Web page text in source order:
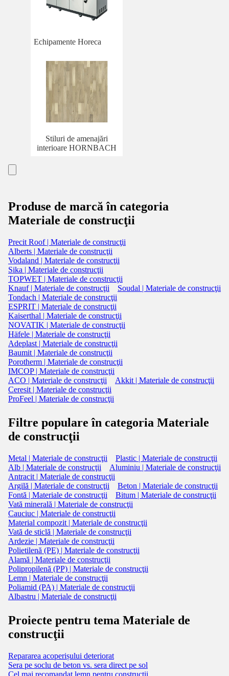
Echipamente Horeca
Stiluri de amenajări
interioare HORNBACH
Produse de marcă în categoria
Materiale de construcţii
Precit Roof | Materiale de construcţii
Alberts | Materiale de construcţii
Vodaland | Materiale de construcţii
Sika | Materiale de construcţii
TOPWET | Materiale de construcţii
Knauf | Materiale de construcţii
Soudal | Materiale de construcţii
Tondach | Materiale de construcţii
ESPRIT | Materiale de construcţii
Kaiserthal | Materiale de construcţii
NOVATIK | Materiale de construcţii
Häfele | Materiale de construcţii
Adeplast | Materiale de construcţii
Baumit | Materiale de construcţii
Porotherm | Materiale de construcţii
IMCOP | Materiale de construcţii
ACO | Materiale de construcţii
Akkit | Materiale de construcţii
Ceresit | Materiale de construcţii
ProFeel | Materiale de construcţii
Filtre populare în categoria Materiale
de construcţii
Metal | Materiale de construcţii
Plastic | Materiale de construcţii
Alb | Materiale de construcţii
Aluminiu | Materiale de construcţii
Antracit | Materiale de construcţii
Argilă | Materiale de construcţii
Beton | Materiale de construcţii
Fontă | Materiale de construcţii
Bitum | Materiale de construcţii
Vată minerală | Materiale de construcţii
Cauciuc | Materiale de construcţii
Material compozit | Materiale de construcţii
Vată de sticlă | Materiale de construcţii
Ardezie | Materiale de construcţii
Polietilenă (PE) | Materiale de construcţii
Alamă | Materiale de construcţii
Polipropilenă (PP) | Materiale de construcţii
Lemn | Materiale de construcţii
Poliamid (PA) | Materiale de construcţii
Albastru | Materiale de construcţii
Proiecte pentru tema Materiale de
construcţii
Repararea acoperișului deteriorat
Sera pe soclu de beton vs. sera direct pe sol
Cel mai recomandat lemn pentru construcții